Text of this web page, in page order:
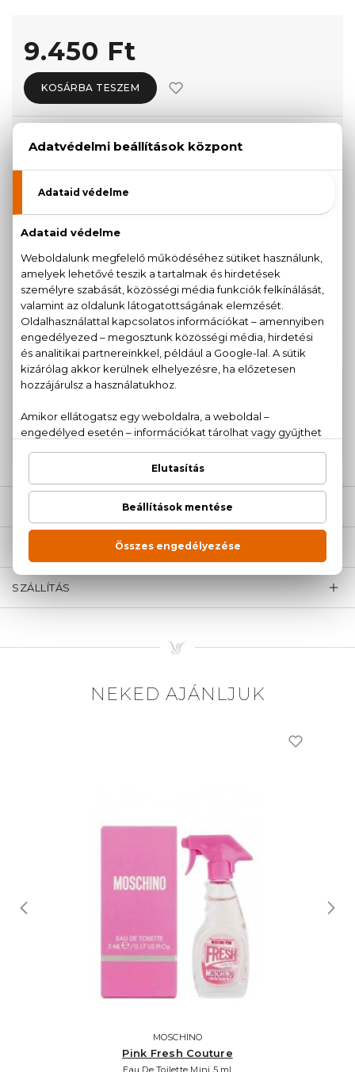
9.450 Ft
KOSÁRBA TESZEM
KISZERELÉS KIVÁLASZTÁSA
9.450 Ft
12.950 Ft
50 ml
14.480 Ft
KAPCSOLÓDÓ TERMÉKEK
100% eredeti termékek,14 napos visszaküldési
Kérdésed van, elakadtál? Hívd ügyfélszolgálatunkat:
20 779 1924
SZÁLLÍTÁS
NEKED AJÁNLJUK
MOSCHINO
Pink Fresh Couture
Eau De Toilette Mini 5 ml